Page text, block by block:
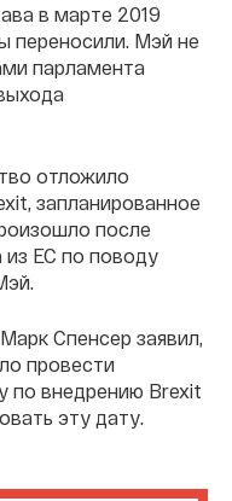
в марте 2019
переносили. Мэй не
парламента
отложило
запланированное
после
из ЕС по поводу
Спенсер заявил,
провести
по внедрению Brexit
эту дату.